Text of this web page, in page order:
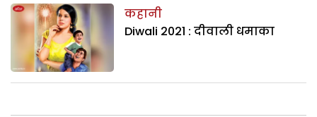
कहानी
Diwali 2021 : दीवाली धमाका